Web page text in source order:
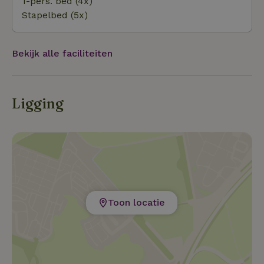
Stapelbed (5x)
Bekijk alle faciliteiten
Ligging
Toon locatie